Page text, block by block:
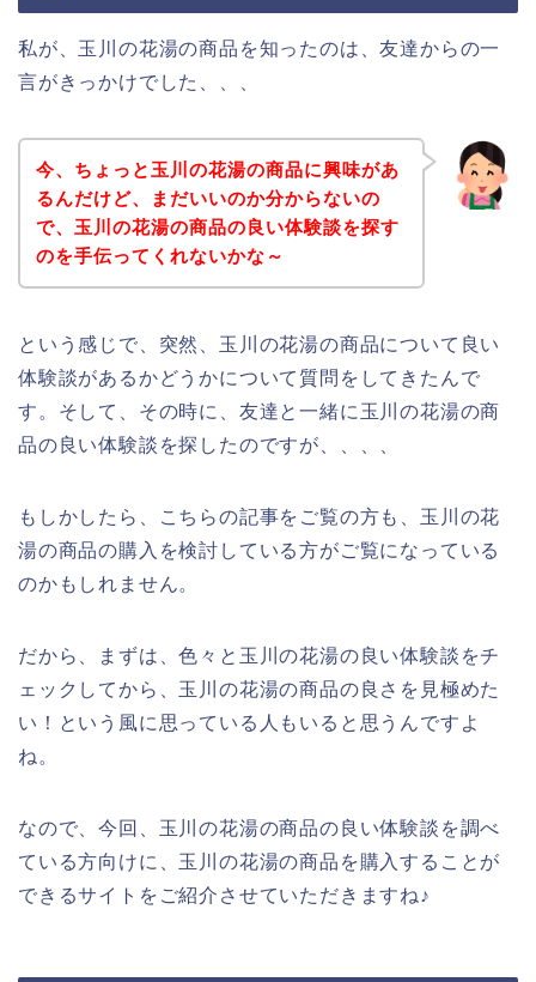
私が、玉川の花湯の商品を知ったのは、友達からの一
言がきっかけでした、、、
今、ちょっと玉川の花湯の商品に興味があ
るんだけど、まだいいのか分からないの
で、玉川の花湯の商品の良い体験談を探す
のを手伝ってくれないかな～
という感じで、突然、玉川の花湯の商品について良い
体験談があるかどうかについて質問をしてきたんで
す。そして、その時に、友達と一緒に玉川の花湯の商
品の良い体験談を探したのですが、、、、
もしかしたら、こちらの記事をご覧の方も、玉川の花
湯の商品の購入を検討している方がご覧になっている
のかもしれません。
だから、まずは、色々と玉川の花湯の良い体験談をチ
ェックしてから、玉川の花湯の商品の良さを見極めた
い！という風に思っている人もいると思うんですよ
ね。
なので、今回、玉川の花湯の商品の良い体験談を調べ
ている方向けに、玉川の花湯の商品を購入することが
できるサイトをご紹介させていただきますね♪